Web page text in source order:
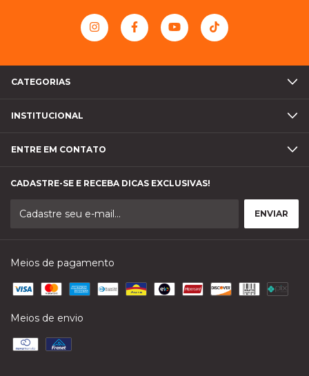
CATEGORIAS
INSTITUCIONAL
ENTRE EM CONTATO
CADASTRE-SE E RECEBA DICAS EXCLUSIVAS!
Meios de pagamento
Meios de envio